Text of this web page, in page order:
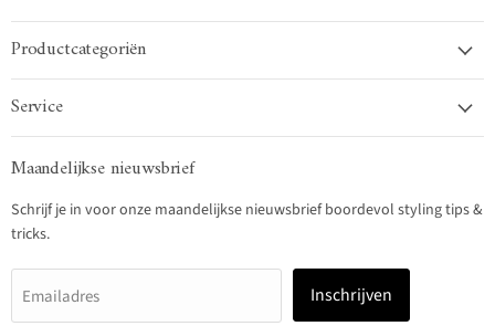
Productcategoriën
Service
Maandelijkse nieuwsbrief
Schrijf je in voor onze maandelijkse nieuwsbrief boordevol styling tips &
tricks.
Emailadres Inschrijven